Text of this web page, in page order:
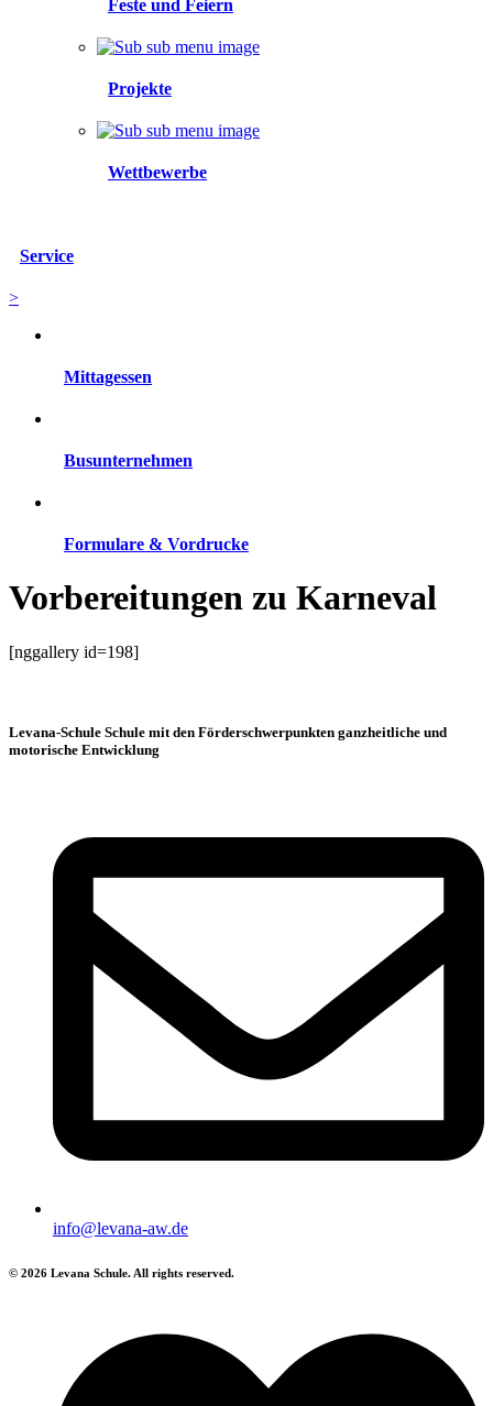
Feste und Feiern
Projekte
Wettbewerbe
Service
>
Mittagessen
Busunternehmen
Formulare & Vordrucke
Vorbereitungen zu Karneval
[nggallery id=198]
Levana-Schule Schule mit den Förderschwerpunkten ganzheitliche und
motorische Entwicklung
info@levana-aw.de
© 2026 Levana Schule. All rights reserved.